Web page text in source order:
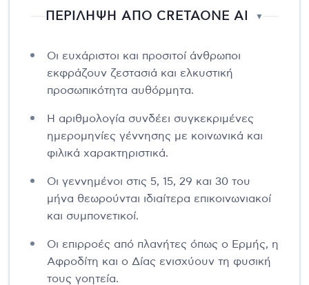
ΠΕΡΙΛΗΨΗ ΑΠΟ CRETAONE AI ▼
Οι ευχάριστοι και προσιτοί άνθρωποι
εκφράζουν ζεστασιά και ελκυστική
προσωπικότητα αυθόρμητα.
Η αριθμολογία συνδέει συγκεκριμένες
ημερομηνίες γέννησης με κοινωνικά και
φιλικά χαρακτηριστικά.
Οι γεννημένοι στις 5, 15, 29 και 30 του
μήνα θεωρούνται ιδιαίτερα επικοινωνιακοί
και συμπονετικοί.
Οι επιρροές από πλανήτες όπως ο Ερμής, η
Αφροδίτη και ο Δίας ενισχύουν τη φυσική
τους γοητεία.